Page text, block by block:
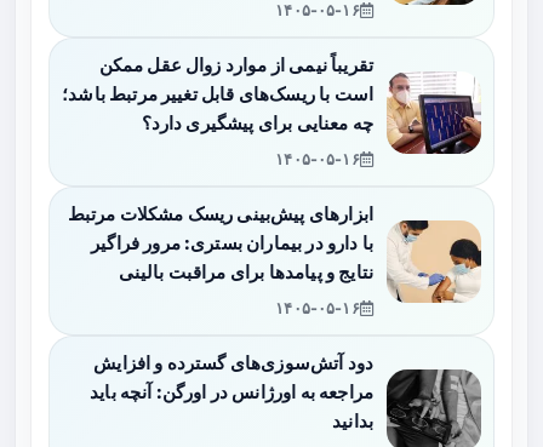
۱۴۰۵-۰۵-۱۶
تقریباً نیمی از موارد زوال عقل ممکن
است با ریسک‌های قابل تغییر مرتبط باشد؛
چه معنایی برای پیشگیری دارد؟
۱۴۰۵-۰۵-۱۶
ابزارهای پیش‌بینی ریسک مشکلات مرتبط
با دارو در بیماران بستری: مرور فراگیر
نتایج و پیامدها برای مراقبت بالینی
۱۴۰۵-۰۵-۱۶
دود آتش‌سوزی‌های گسترده و افزایش
مراجعه به اورژانس در اورگن: آنچه باید
بدانید